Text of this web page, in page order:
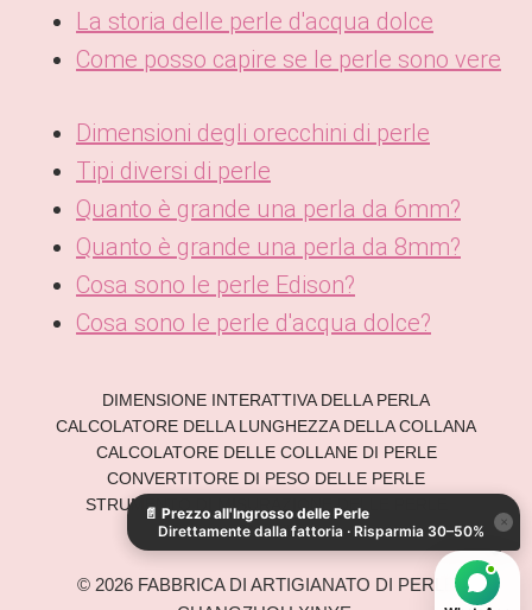
La storia delle perle d'acqua dolce
Come posso capire se le perle sono vere
Dimensioni degli orecchini di perle
Tipi diversi di perle
Quanto è grande una perla da 6mm?
Quanto è grande una perla da 8mm?
Cosa sono le perle Edison?
Cosa sono le perle d'acqua dolce?
DIMENSIONE INTERATTIVA DELLA PERLA
CALCOLATORE DELLA LUNGHEZZA DELLA COLLANA
CALCOLATORE DELLE COLLANE DI PERLE
CONVERTITORE DI PESO DELLE PERLE
STRUMENTO DI MISURAZIONE DELLE PERLE
ONLINE
© 2026 FABBRICA DI ARTIGIANATO DI PERLE
📄 Prezzo all'Ingrosso delle Perle
Direttamente dalla fattoria · Risparmia 30–50%
×
JA
ES
DE
KO